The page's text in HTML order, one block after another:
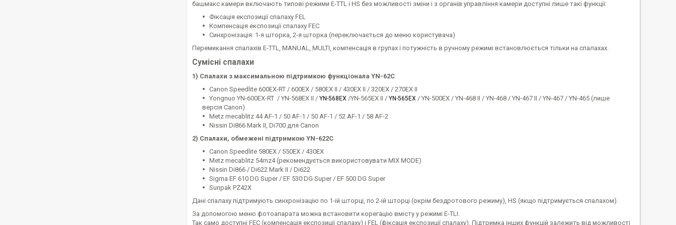
башмакс камери включають типові режими E-TTL і HS без можливості зміни і з органів управління камери доступні лише такі функції:
Фіксація експозиції спалаху FEL
Компенсація експозиції спалаху FEC
Синхронізація: 1-я шторка, 2-я шторка (переключається до меню користувача)
Перемикання спалахів E-TTL, MANUAL, MULTI, компенсація в групах і потужність в ручному режимі встановлюється тільки на спалахах.
Сумісні спалахи
1) Спалахи з максимальною підтримкою функціонала YN-62C
Canon Speedlite 600EX-RT / 600EX / 580EX II / 430EX II / 320EX / 270EX II
Yongnuo YN-600EX-RT / YN-568EX II / YN-568EX /YN-565EX II / YN-565EX / YN-500EX / YN-468 II / YN-468 / YN-467 II / YN-467 / YN-465 (лише
версія Canon)
Metz mecablitz 44 AF-1 / 50 AF-1 / 50 AF-1 / 52 AF-1 / 58 AF-2
Nissin Di866 Mark II, Di700 для Canon
2) Спалахи, обмежені підтримкою YN-622C
Canon Speedlite 580EX / 550EX / 430EX
Metz mecablitz 54mz4 (рекомендується використовувати MIX MODE)
Nissin Di866 / Di622 Mark II / Di622
Sigma EF 610 DG Super / EF 530 DG Super / EF 500 DG Super
Sunpak PZ42X
Дані спалаху підтримують синхронізацію по 1-ій шторці, по 2-ій шторці (окрім бездротового режиму), HS (якщо підтримується спалахом).
За допомогою меню фотоапарата можна встановити корегацію вмісту у режимі E-TLI.
Так само доступні FEC (компенсація експозиції спалаху) і FEL (фіксація експозиції спалаху). Підтримка інших функцій залежить від можливості